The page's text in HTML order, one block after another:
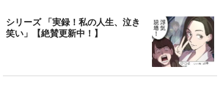
シリーズ 「実録！私の人生、泣き
笑い」【絶賛更新中！】